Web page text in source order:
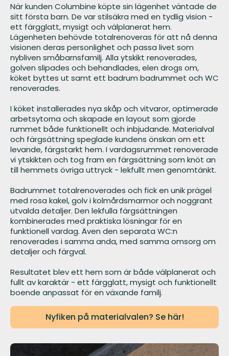
När kunden Columbine köpte sin lägenhet väntade de
sitt första barn. De var stilsäkra med en tydlig vision -
ett färgglatt, mysigt och välplanerat hem.
Lägenheten behövde totalrenoveras för att nå denna
visionen deras personlighet och passa livet som
nybliven småbarnsfamilj. Alla ytskikt renoverades,
golven slipades och behandlades, elen drogs om,
köket byttes ut samt ett badrum badrummet och WC
renoverades.
I köket installerades nya skåp och vitvaror, optimerade
arbetsytorna och skapade en layout som gjorde
rummet både funktionellt och inbjudande. Materialval
och färgsättning speglade kundens önskan om ett
levande, färgstarkt hem. I vardagsrummet renoverade
vi ytskikten och tog fram en färgsättning som knöt an
till hemmets övriga uttryck - lekfullt men genomtänkt.
Badrummet totalrenoverades och fick en unik prägel
med rosa kakel, golv i kolmårdsmarmor och noggrant
utvalda detaljer. Den lekfulla färgsättningen
kombinerades med praktiska lösningar för en
funktionell vardag. Även den separata WC:n
renoverades i samma anda, med samma omsorg om
detaljer och färgval.
Resultatet blev ett hem som är både välplanerat och
fullt av karaktär - ett färgglatt, mysigt och funktionellt
boende anpassat för en växande familj.
Nyfiken på materialvalen? Se här!